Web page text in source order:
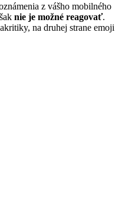
z vášho mobilného
nie je možné reagovať.
na druhej strane emoji